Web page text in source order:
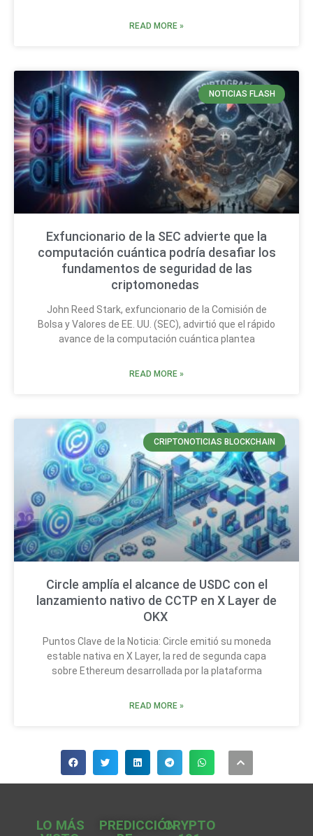
READ MORE »
NOTICIAS FLASH
Exfuncionario de la SEC advierte que la
computación cuántica podría desafiar los
fundamentos de seguridad de las
criptomonedas
John Reed Stark, exfuncionario de la Comisión de
Bolsa y Valores de EE. UU. (SEC), advirtió que el rápido
avance de la computación cuántica plantea
READ MORE »
CRIPTONOTICIAS BLOCKCHAIN
Circle amplía el alcance de USDC con el
lanzamiento nativo de CCTP en X Layer de
OKX
Puntos Clave de la Noticia: Circle emitió su moneda
estable nativa en X Layer, la red de segunda capa
sobre Ethereum desarrollada por la plataforma
READ MORE »
LO MÁS
PREDICCIÓNCRYPTO